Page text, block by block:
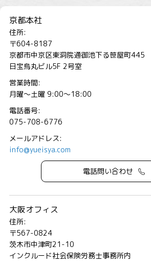
京都本社
住所:
〒604-8187
京都市中京区東洞院通御池下る笹屋町445
日宝烏丸ビル5F 2号室
営業時間:
月曜～土曜 9:00～18:00
電話番号:
075-708-6776
メールアドレス:
info@yueisya.com
電話問い合わせ
大阪オフィス
住所:
〒567-0824
茨木市中津町21-10
インクルード社会保険労務士事務所内